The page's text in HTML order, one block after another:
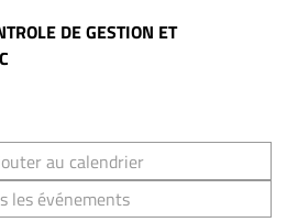
DE GESTION ET
au calendrier
les événements